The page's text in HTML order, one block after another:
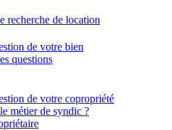
recherche de location
de votre bien
questions
de votre copropriété
métier de syndic ?